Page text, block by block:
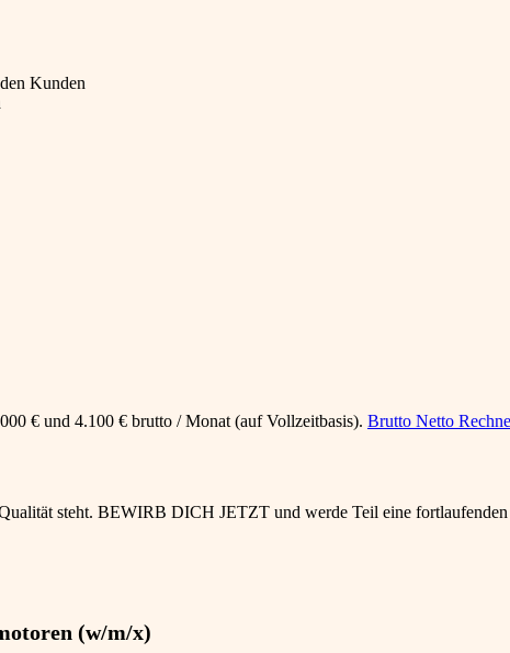
Kunden
€ und 4.100 € brutto / Monat (auf Vollzeitbasis). Brutto Netto
steht. BEWIRB DICH JETZT und werde Teil eine fortlaufenden
(w/m/x)